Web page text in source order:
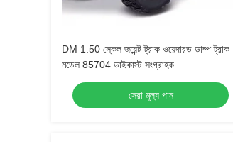
DM 1:50 স্কেল জয়েন্ট ট্রাক ওয়েদারড ডাম্প ট্রাক
মডেল 85704 ডাইকাস্ট সংগ্রাহক
সেরা মূল্য পান